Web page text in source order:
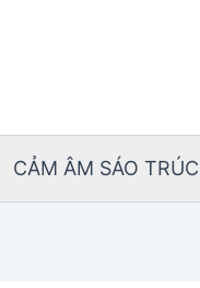
CẢM ÂM SÁO